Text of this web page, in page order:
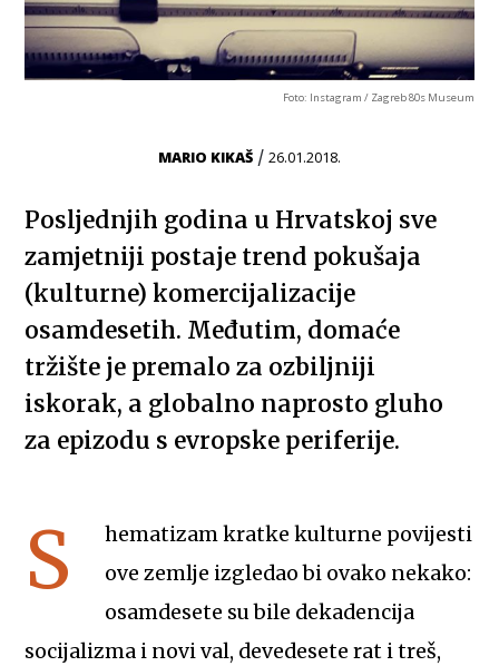
Foto: Instagram / Zagreb 80s Museum
MARIO KIKAŠ / 26.01.2018.
Posljednjih godina u Hrvatskoj sve
zamjetniji postaje trend pokušaja
(kulturne) komercijalizacije
osamdesetih. Međutim, domaće
tržište je premalo za ozbiljniji
iskorak, a globalno naprosto gluho
za epizodu s evropske periferije.
S
hematizam kratke kulturne povijesti
ove zemlje izgledao bi ovako nekako:
osamdesete su bile dekadencija
socijalizma i novi val, devedesete rat i treš,